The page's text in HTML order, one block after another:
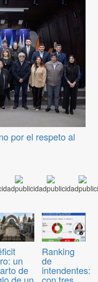
por el respeto al
un
de
Ranking
de
intendentes: